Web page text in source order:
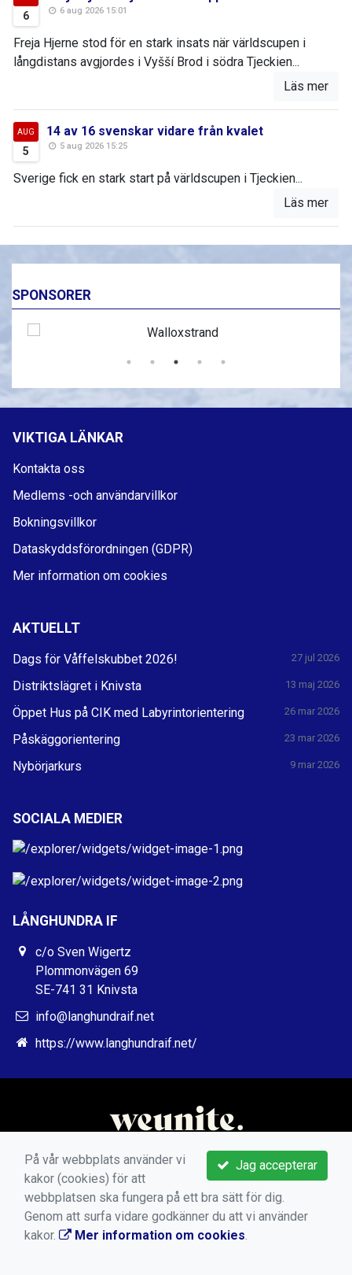
6 6 aug 2026 15:01
Freja Hjerne stod för en stark insats när världscupen i
långdistans avgjordes i Vyšší Brod i södra Tjeckien...
Läs mer
AUG
5
14 av 16 svenskar vidare från kvalet
5 aug 2026 15:25
Sverige fick en stark start på världscupen i Tjeckien...
Läs mer
SPONSORER
VIKTIGA LÄNKAR
Kontakta oss
Medlems -och användarvillkor
Bokningsvillkor
Dataskyddsförordningen (GDPR)
Mer information om cookies
AKTUELLT
Dags för Våffelskubbet 2026! 27 jul 2026
Distriktslägret i Knivsta 13 maj 2026
Öppet Hus på CIK med Labyrintorientering 26 mar 2026
Påskäggorientering 23 mar 2026
Nybörjarkurs 9 mar 2026
SOCIALA MEDIER
LÅNGHUNDRA IF
c/o Sven Wigertz
Plommonvägen 69
SE-741 31 Knivsta
info@langhundraif.net
https://www.langhundraif.net/
Jag accepterar
På vår webbplats använder vi
kakor (cookies) för att
webbplatsen ska fungera på ett bra sätt för dig.
Genom att surfa vidare godkänner du att vi använder
kakor.
Mer information om cookies.